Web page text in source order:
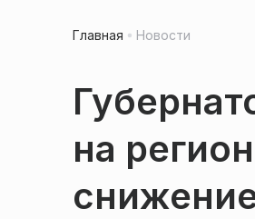
Главная Новости
на